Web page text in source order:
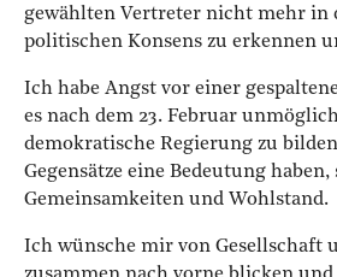
gewählten Vertreter nicht mehr in
politischen Konsens zu erkennen
Ich habe Angst vor einer
es nach dem 23. Februar
demokratische Regierung zu
Gegensätze eine Bedeutung haben,
Gemeinsamkeiten und Wohlstand.
Ich wünsche mir von Gesellschaft